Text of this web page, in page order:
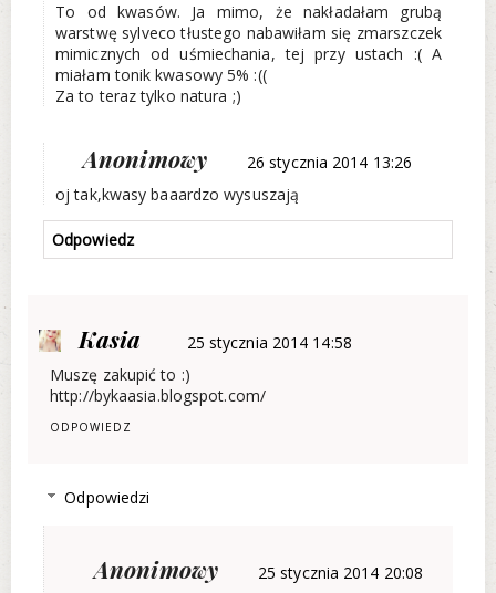
To od kwasów. Ja mimo, że nakładałam grubą
warstwę sylveco tłustego nabawiłam się zmarszczek
mimicznych od uśmiechania, tej przy ustach :( A
miałam tonik kwasowy 5% :((
Za to teraz tylko natura ;)
Anonimowy
26 stycznia 2014 13:26
oj tak,kwasy baaardzo wysuszają
Odpowiedz
Kasia
25 stycznia 2014 14:58
Muszę zakupić to :)
http://bykaasia.blogspot.com/
ODPOWIEDZ
Odpowiedzi
Anonimowy
25 stycznia 2014 20:08